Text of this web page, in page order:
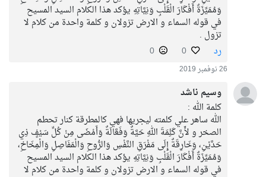
وَمُمَيِّزَةٌ أَفْكَارَ الْقَلْبِ وَنِيَّاتِهِ يؤكد هذا الكلام السيد المسيح
في قوله السماء و الارض تزولان و كلمة واحدة من كلام لا
تزول .
رد
0
0
26 نوفمبر 2019
وسيم ناشد
كلمة الله :
الله ساهر علي كلمته ليجريها فهي كالمطرقة كنار تحطم
الصخر و لأَنَّ كَلِمَةَ اللهِ حَيَّةٌ وَفَعَّالَةٌ وَأَمْضَى مِنْ كُلِّ سَيْفٍ ذِي
حَدَّيْنِ، وَخَارِقَةٌ إِلَى مَفْرَقِ النَّفْسِ وَالرُّوحِ وَالْمَفَاصِلِ وَالْمِخَاخِ،
وَمُمَيِّزَةٌ أَفْكَارَ الْقَلْبِ وَنِيَّاتِهِ يؤكد هذا الكلام السيد المسيح
في قوله السماء و الارض تزولان و كلمة واحدة من كلام لا